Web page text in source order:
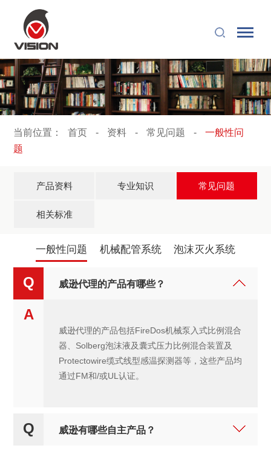
当前位置： 首页 - 资料 - 常见问题 -
一般性问
题
产品资料 专业知识 常见问题
相关标准
一般性问题 机械配管系统 泡沫灭火系统
Q 威逊代理的产品有哪些？
A
威逊代理的产品包括FireDos机械泵入式比例混合
器、Solberg泡沫液及囊式压力比例混合装置及
Protectowire缆式线型感温探测器等，这些产品均
通过FM和/或UL认证。
Q 威逊有哪些自主产品？